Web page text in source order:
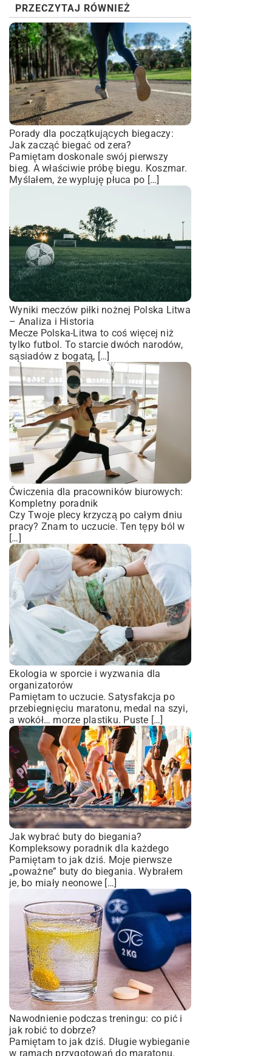
PRZECZYTAJ RÓWNIEŻ
Porady dla początkujących biegaczy:
Jak zacząć biegać od zera?
Pamiętam doskonale swój pierwszy
bieg. A właściwie próbę biegu. Koszmar.
Myślałem, że wypluję płuca po […]
Wyniki meczów piłki nożnej Polska Litwa
– Analiza i Historia
Mecze Polska-Litwa to coś więcej niż
tylko futbol. To starcie dwóch narodów,
sąsiadów z bogatą, […]
Ćwiczenia dla pracowników biurowych:
Kompletny poradnik
Czy Twoje plecy krzyczą po całym dniu
pracy? Znam to uczucie. Ten tępy ból w
[…]
Ekologia w sporcie i wyzwania dla
organizatorów
Pamiętam to uczucie. Satysfakcja po
przebiegnięciu maratonu, medal na szyi,
a wokół… morze plastiku. Puste […]
Jak wybrać buty do biegania?
Kompleksowy poradnik dla każdego
Pamiętam to jak dziś. Moje pierwsze
„poważne” buty do biegania. Wybrałem
je, bo miały neonowe […]
Nawodnienie podczas treningu: co pić i
jak robić to dobrze?
Pamiętam to jak dziś. Długie wybieganie
w ramach przygotowań do maratonu.